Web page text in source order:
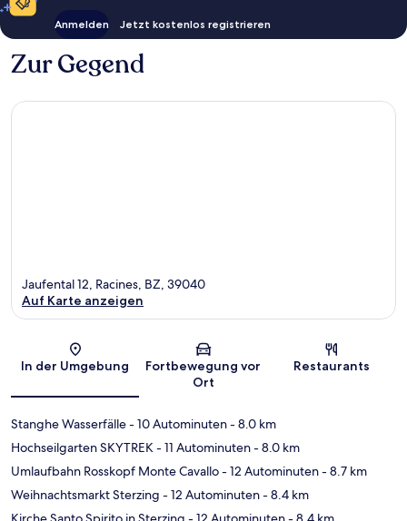
Anmelden Jetzt kostenlos registrieren
Zur Gegend
Karte
Jaufental 12, Racines, BZ, 39040
Auf Karte anzeigen
In der Umgebung
Fortbewegung vor
Ort
Restaurants
Stanghe Wasserfälle- 10 Autominuten- 8.0 km
Hochseilgarten SKYTREK- 11 Autominuten- 8.0 km
Umlaufbahn Rosskopf Monte Cavallo- 12 Autominuten- 8.7 km
Weihnachtsmarkt Sterzing - 12 Autominuten- 8.4 km